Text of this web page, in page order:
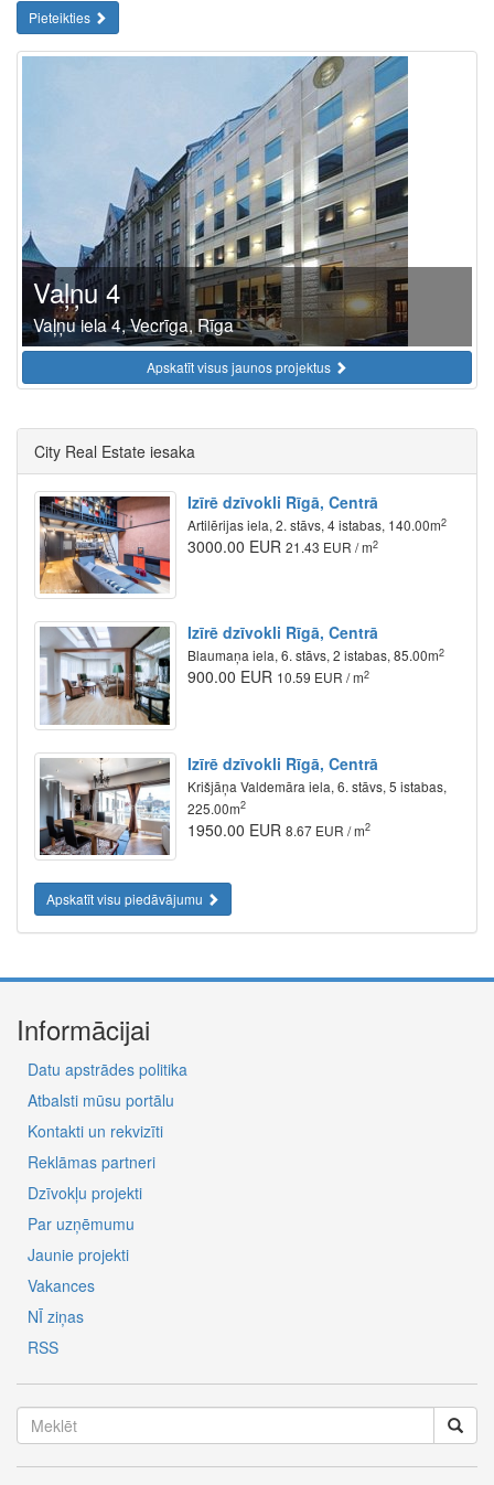
Pieteikties
Vaļņu 4
Vaļņu iela 4, Vecrīga, Rīga
Apskatīt visus jaunos projektus
City Real Estate iesaka
Izīrē dzīvokli Rīgā, Centrā
Artilērijas iela, 2. stāvs, 4 istabas, 140.00m2
3000.00 EUR 21.43 EUR / m2
Izīrē dzīvokli Rīgā, Centrā
Blaumaņa iela, 6. stāvs, 2 istabas, 85.00m2
900.00 EUR 10.59 EUR / m2
Izīrē dzīvokli Rīgā, Centrā
Krišjāņa Valdemāra iela, 6. stāvs, 5 istabas,
225.00m2
1950.00 EUR 8.67 EUR / m2
Apskatīt visu piedāvājumu
Informācijai
Datu apstrādes politika
Atbalsti mūsu portālu
Kontakti un rekvizīti
Reklāmas partneri
Dzīvokļu projekti
Par uzņēmumu
Jaunie projekti
Vakances
NĪ ziņas
RSS